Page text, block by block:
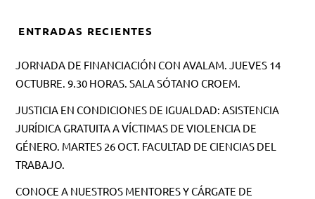
ENTRADAS RECIENTES
JORNADA DE FINANCIACIÓN CON AVALAM. JUEVES 14
OCTUBRE. 9.30 HORAS. SALA SÓTANO CROEM.
JUSTICIA EN CONDICIONES DE IGUALDAD: ASISTENCIA
JURÍDICA GRATUITA A VÍCTIMAS DE VIOLENCIA DE
GÉNERO. MARTES 26 OCT. FACULTAD DE CIENCIAS DEL
TRABAJO.
CONOCE A NUESTROS MENTORES Y CÁRGATE DE